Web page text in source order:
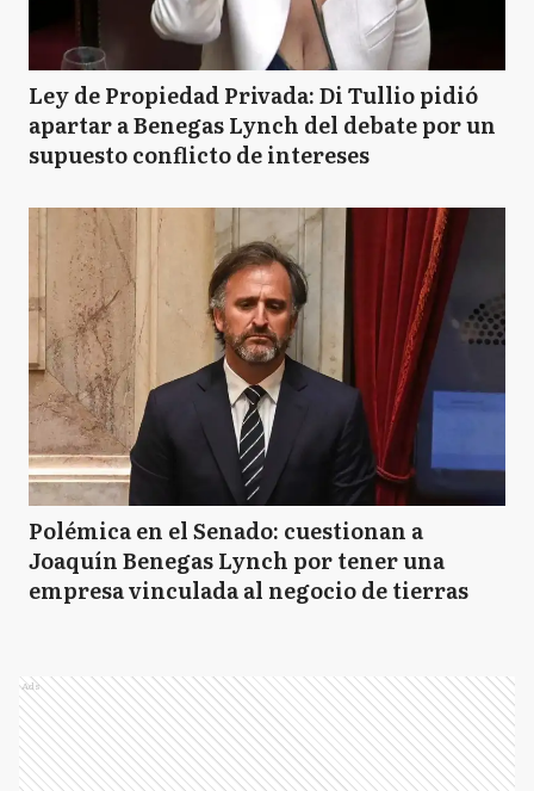
Ley de Propiedad Privada: Di Tullio pidió
apartar a Benegas Lynch del debate por un
supuesto conflicto de intereses
Polémica en el Senado: cuestionan a
Joaquín Benegas Lynch por tener una
empresa vinculada al negocio de tierras
Ads